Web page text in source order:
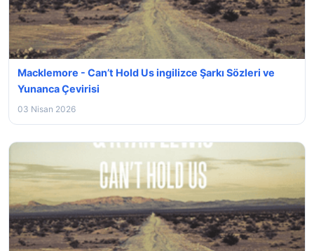
Macklemore - Can’t Hold Us ingilizce Şarkı Sözleri ve
Yunanca Çevirisi
03 Nisan 2026